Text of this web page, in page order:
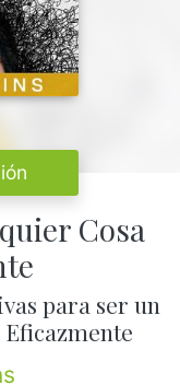
Cosa
para ser un